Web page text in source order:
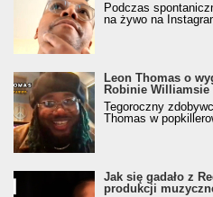
Podczas
na żywo na
Leon Thomas o
Robinie Williamsie
Tegoroczny
Thomas w
Jak się gadało z
produkcji